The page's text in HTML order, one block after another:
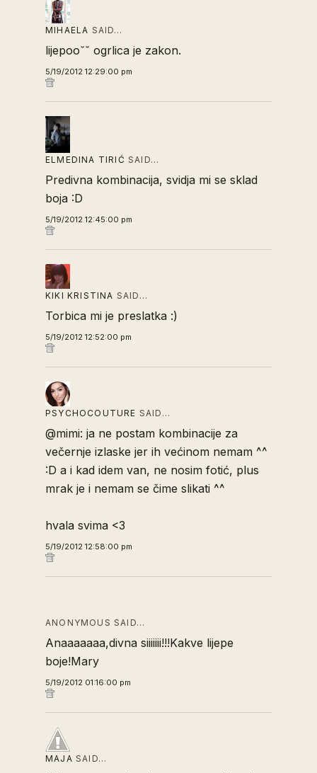
MIHAELA SAID…
lijepoo˘˘ ogrlica je zakon.
5/19/2012 12:29:00 pm
ELMEDINA TIRIĆ SAID…
Predivna kombinacija, svidja mi se sklad
boja :D
5/19/2012 12:45:00 pm
KIKI KRISTINA SAID…
Torbica mi je preslatka :)
5/19/2012 12:52:00 pm
PSYCHOCOUTURE SAID…
@mimi: ja ne postam kombinacije za
večernje izlaske jer ih većinom nemam ^^
:D a i kad idem van, ne nosim fotić, plus
mrak je i nemam se čime slikati ^^
hvala svima <3
5/19/2012 12:58:00 pm
ANONYMOUS SAID…
Anaaaaaaa,divna siiiiiii!!!Kakve lijepe
boje!Mary
5/19/2012 01:16:00 pm
MAJA SAID…